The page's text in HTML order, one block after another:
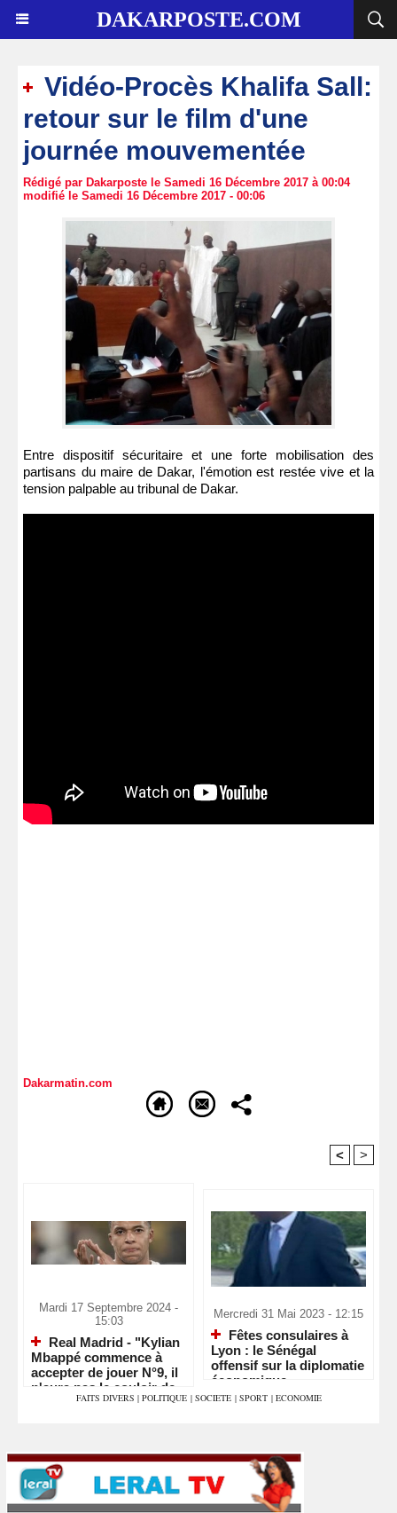
DAKARPOSTE.COM
Vidéo-Procès Khalifa Sall:
retour sur le film d'une
journée mouvementée
Rédigé par Dakarposte le Samedi 16 Décembre 2017 à 00:04
modifié le Samedi 16 Décembre 2017 - 00:06
Entre dispositif sécuritaire et une forte mobilisation des
partisans du maire de Dakar, l'émotion est restée vive et la
tension palpable au tribunal de Dakar.
Dakarmatin.com
< >
Mardi 17 Septembre 2024 -
15:03
Real Madrid - "Kylian
Mbappé commence à
accepter de jouer N°9, il
n'aura pas le couloir de
Vinicius"
Mercredi 31 Mai 2023 - 12:15
Fêtes consulaires à
Lyon : le Sénégal
offensif sur la diplomatie
économique
FAITS DIVERS | POLITIQUE | SOCIETE | SPORT | ECONOMIE